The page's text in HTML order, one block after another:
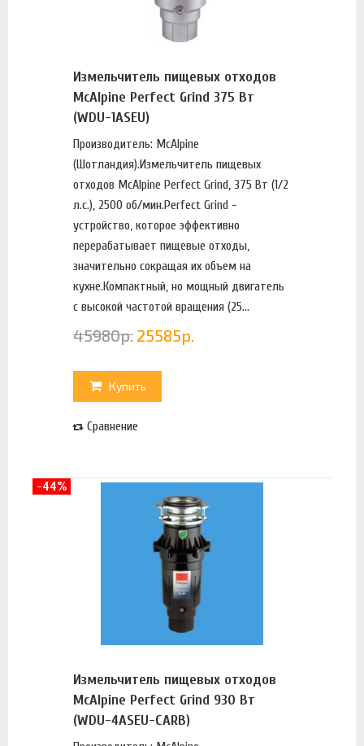
Измельчитель пищевых отходов
McAlpine Perfect Grind 375 Вт
(WDU-1ASEU)
Производитель: McAlpine
(Шотландия).Измельчитель пищевых
отходов McAlpine Perfect Grind, 375 Вт (1/2
л.с.), 2500 об/мин.Perfect Grind -
устройство, которое эффективно
перерабатывает пищевые отходы,
значительно сокращая их объем на
кухне.Компактный, но мощный двигатель
с высокой частотой вращения (25...
45980р. 25585р.
Купить
Сравнение
Измельчитель пищевых отходов
McAlpine Perfect Grind 930 Вт
(WDU-4ASEU-CARB)
-44%